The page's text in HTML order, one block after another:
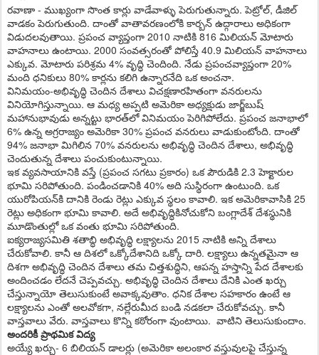
రవాణా - ముఖ్యంగా సొంత కార్లు వాడేవాళ్ళు పెరుగుతున్నారు. పెట్రోల్‌, డీజిల్‌
వాడకం పెరుగుతుంది. దాంతో వాతావరణంలోకి కార్బన్‌ ఉద్గారాలు అధికంగా
విడుదలవుతాయి. ప్రపంచ వ్యాప్తంగా 2010 నాటికి 816 మిలియన్‌ మోటారు
వాహనాలు ఉంటాయి. 2000 సంవత్సరంతో పోలిస్తే 40.9 మిలియన్‌ వాహనాలు
ఎక్కువ. మోటారు పరిశ్రమ 4% వృద్ధి చెందింది. నేడు ప్రపంచవ్యాప్తంగా 20%
మంది ధనికులు 80% కార్లను కలిగి ఉన్నారనేది ఒక అంచనా.
వినిమయం-అభివృద్ధి చెందిన దేశాలు విచక్షణారహితంగా వనరులను
వినియోగిస్తున్నాయి. ఆ మధ్య అప్పటి అమెరికా అధ్యక్షుడు జార్జ్‌బుష్‌
మహానుభావుడు అన్నట్టు భారత్‌లో వినిమయం పెరిగిపోలేదు. ప్రపంచ జనాభాలో
6% ఉన్న అగ్రరాజ్యం అమెరికా 30% ప్రపంచ వనరులు వాడుకుంటోంది. దాంతో
94% జనాభా మిగిలిన 70% వనరులను అభివృద్ధి చెందిన దేశాలు, అభివృద్ధి
చెందుతున్న దేశాలు పంచుకుంటున్నాయి.
ఇక వ్యవసాయానికి వస్తే (ప్రపంచ సగటు ప్రకారం) ఒక పౌరుడికి 2.3 హెక్టారుల
భూమి సరిపోతుంది. పండించడానికి 40% అది సుస్థిరంగా ఉంటుంది. ఒక
యురోపియన్‌కి దానికి రెండు రెట్లు ఎక్కువ స్థలం కావాలి. ఇక అమెరికావాసికి 25
రెట్లు అధికంగా భూమి కావాలి. అదే అభివృద్ధికినోచుకోని బంగ్లాదేశ్‌ దేశస్థునికి
మూడొంతుల్లో ఒక వంతు భూమి సరిపోతుంది.
ఐక్యరాజ్యసమితి శతాబ్ధి అభివృద్ధి లక్ష్యాలను 2015 నాటికి అన్ని దేశాలు
చేరుకోవాలి. కానీ ఆ దిశలో ఒక్కోదేశానిది ఒక్కో దారి. లక్ష్యాలు ఉన్నతమైనా ఆ
దిశగా అభివృద్ధి చెందిన దేశాలు తమ చిత్తశుద్ధిని, ఆపన్న హస్తాన్ని పేద దేశాలకు
అందించడం లేదనే చెప్పవచ్చు. అభివృద్ధి చెందిన దేశాలు దేనికి ఎంత ఖర్చు
చేస్తున్నాయో తెలుసుకుంటే అవాక్కవుతాం. ధనిక దేశాల సహకారం ఉంటే ఆ
లక్ష్యాలను ఎంతో అలవోకగా, నల్లేరుమీద బండి నడకలా చేరుకోవచ్చు. కానీ
వాస్తవాలు వేరు. వాస్తవాలు కొన్ని కఠోరంగా వుంటాయి. వాటిని తెలుసుకుందాం.
అందరికీ ప్రాథమిక విద్య
అయ్యే ఖర్చు- 6 బిలియన్‌ డాలర్లు (అమెరికా అలంకార వస్తువులపై చేస్తున్న